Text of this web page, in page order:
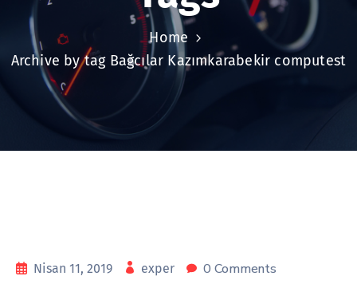
Home
Archive by tag Bağcılar Kazımkarabekir computest
Nisan 11, 2019 exper 0 Comments